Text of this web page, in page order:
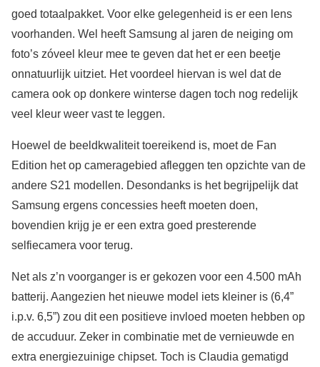
goed totaalpakket. Voor elke gelegenheid is er een lens
voorhanden. Wel heeft Samsung al jaren de neiging om
foto’s zóveel kleur mee te geven dat het er een beetje
onnatuurlijk uitziet. Het voordeel hiervan is wel dat de
camera ook op donkere winterse dagen toch nog redelijk
veel kleur weer vast te leggen.
Hoewel de beeldkwaliteit toereikend is, moet de Fan
Edition het op cameragebied afleggen ten opzichte van de
andere S21 modellen. Desondanks is het begrijpelijk dat
Samsung ergens concessies heeft moeten doen,
bovendien krijg je er een extra goed presterende
selfiecamera voor terug.
Net als z’n voorganger is er gekozen voor een 4.500 mAh
batterij. Aangezien het nieuwe model iets kleiner is (6,4”
i.p.v. 6,5”) zou dit een positieve invloed moeten hebben op
de accuduur. Zeker in combinatie met de vernieuwde en
extra energiezuinige chipset. Toch is Claudia gematigd